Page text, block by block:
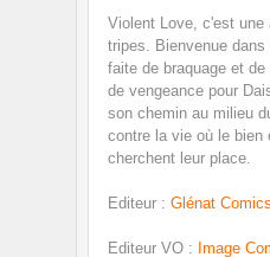
Violent Love, c'est une
tripes. Bienvenue
faite de braquage et
de vengeance pour
son chemin au milieu
contre la vie où le bien
cherchent leur place.
Editeur : Glénat Comics
Editeur VO : Image